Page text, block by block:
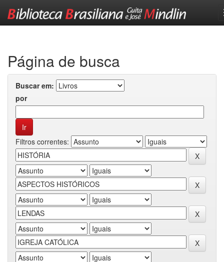
Página de busca
Buscar em:
por
Filtros correntes: